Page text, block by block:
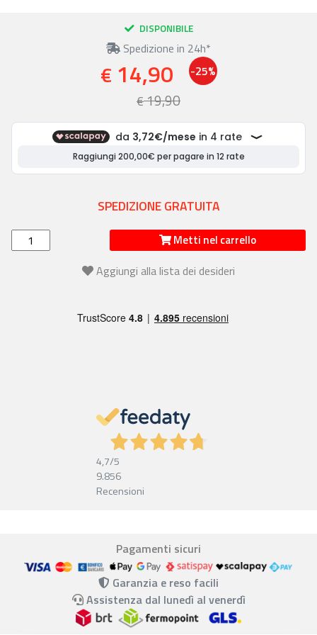
DISPONIBILE
Spedizione in 24h*
€ 14,90 -25%
€19,90
SPEDIZIONE GRATUITA
Metti nel carrello
Aggiungi alla lista dei desideri
4,7/5
9.856
Recensioni
Pagamenti sicuri
Garanzia e reso facili
Assistenza dal lunedì al venerdì